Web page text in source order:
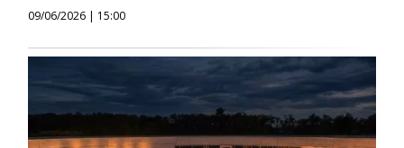
09/06/2026 | 15:00